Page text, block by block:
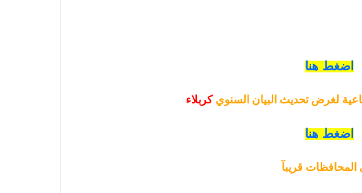
اضغط هنا
لغرض تحديث البيان السنويكربلاء
اضغط هنا
المحافظات قريبآ